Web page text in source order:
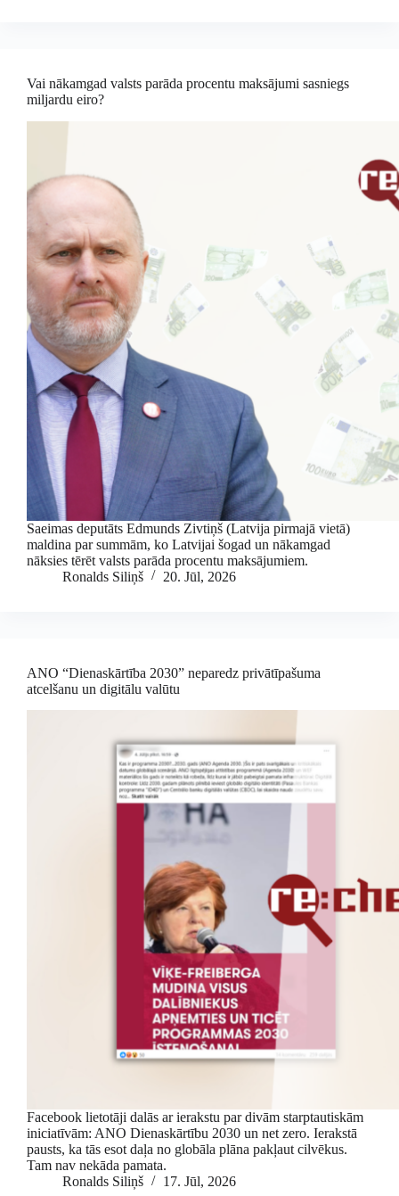
Vai nākamgad valsts parāda procentu maksājumi sasniegs
miljardu eiro?
Saeimas deputāts Edmunds Zivtiņš (Latvija pirmajā vietā)
maldina par summām, ko Latvijai šogad un nākamgad
nāksies tērēt valsts parāda procentu maksājumiem.
Ronalds Siliņš
20. Jūl, 2026
ANO “Dienaskārtība 2030” neparedz privātīpašuma
atcelšanu un digitālu valūtu
Facebook lietotāji dalās ar ierakstu par divām starptautiskām
iniciatīvām: ANO Dienaskārtību 2030 un net zero. Ierakstā
pausts, ka tās esot daļa no globāla plāna pakļaut cilvēkus.
Tam nav nekāda pamata.
Ronalds Siliņš
17. Jūl, 2026